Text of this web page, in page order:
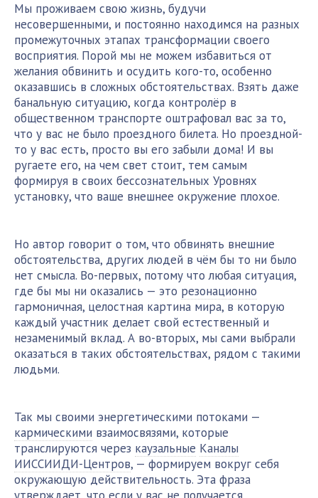
Мы проживаем свою жизнь, будучи
несовершенными, и постоянно находимся на разных
промежуточных этапах трансформации своего
восприятия. Порой мы не можем избавиться от
желания обвинить и осудить кого-то, особенно
оказавшись в сложных обстоятельствах. Взять даже
банальную ситуацию, когда контролёр в
общественном транспорте оштрафовал вас за то,
что у вас не было проездного билета. Но проездной-
то у вас есть, просто вы его забыли дома! И вы
ругаете его, на чем свет стоит, тем самым
формируя в своих бессознательных Уровнях
установку, что ваше внешнее окружение плохое.
Но автор говорит о том, что обвинять внешние
обстоятельства, других людей в чём бы то ни было
нет смысла. Во-первых, потому что любая ситуация,
где бы мы ни оказались — это резонационно
гармоничная, целостная картина мира, в которую
каждый участник делает свой естественный и
незаменимый вклад. А во-вторых, мы сами выбрали
оказаться в таких обстоятельствах, рядом с такими
людьми.
Так мы своими энергетическими потоками —
кармическими взаимосвязями, которые
транслируются через каузальные Каналы
ИИССИИДИ-Центров, — формируем вокруг себя
окружающую действительность. Эта фраза